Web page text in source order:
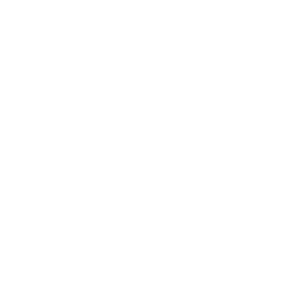
esta receta